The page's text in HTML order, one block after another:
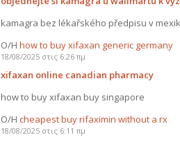
kamagra bez lékařského předpisu v
Ο/Η how to buy xifaxan generic germany
18/08/2025 στις 6:26 πμ
xifaxan online canadian pharmacy
how to buy xifaxan buy singapore
Ο/Η cheapest buy rifaximin without a rx
18/08/2025 στις 6:11 πμ